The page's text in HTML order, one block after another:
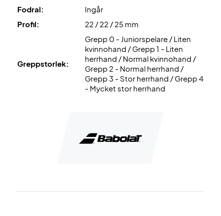
Fodral:
Ingår
Profil:
22 / 22 / 25 mm
Greppstorlek:
Grepp 0 - Juniorspelare / Liten
kvinnohand / Grepp 1 - Liten
herrhand / Normal kvinnohand /
Grepp 2 - Normal herrhand /
Grepp 3 - Stor herrhand / Grepp 4
- Mycket stor herrhand